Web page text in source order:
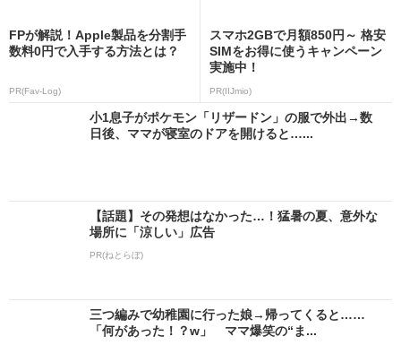
FPが解説！Apple製品を分割手
数料0円で入手する方法とは？
PR(Fav-Log)
スマホ2GBで月額850円～ 格安
SIMをお得に使うキャンペーン
実施中！
PR(IIJmio)
小1息子がポケモン「リザードン」の服で外出→数
日後、ママが寝室のドアを開けると…...
【話題】その発想はなかった…！猛暑の夏、意外な
場所に「涼しい」広告
PR(ねとらぼ)
三つ編みで幼稚園に行った娘→帰ってくると……
「何があった！？w」 ママ爆笑の“ま...